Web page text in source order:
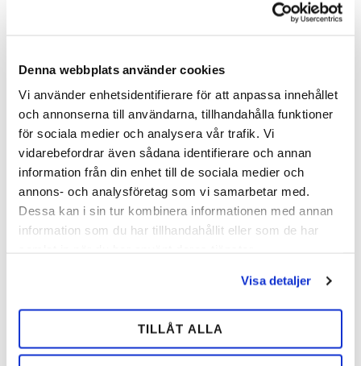
Denna webbplats använder cookies
Vi använder enhetsidentifierare för att anpassa innehållet
och annonserna till användarna, tillhandahålla funktioner
för sociala medier och analysera vår trafik. Vi
vidarebefordrar även sådana identifierare och annan
information från din enhet till de sociala medier och
annons- och analysföretag som vi samarbetar med.
Dessa kan i sin tur kombinera informationen med annan
information som du har tillhandahållit eller som de har
Visa detaljer
TILLÅT ALLA
Produkter som returneras
Lägg till en rad per produkt du vill returnera.